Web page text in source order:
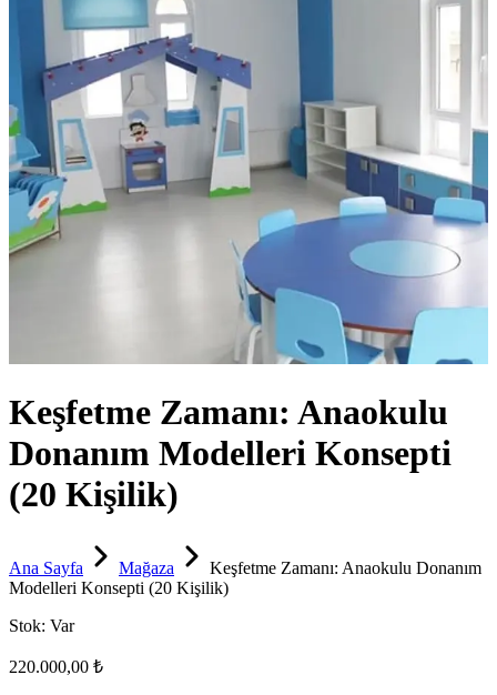
Keşfetme Zamanı: Anaokulu
Donanım Modelleri Konsepti
(20 Kişilik)
Ana Sayfa Mağaza
Keşfetme Zamanı: Anaokulu Donanım
Modelleri Konsepti (20 Kişilik)
Stok: Var
220.000,00 ₺